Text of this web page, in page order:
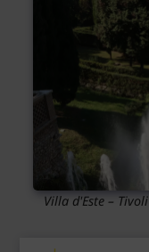
Villa d'Este – Tivoli